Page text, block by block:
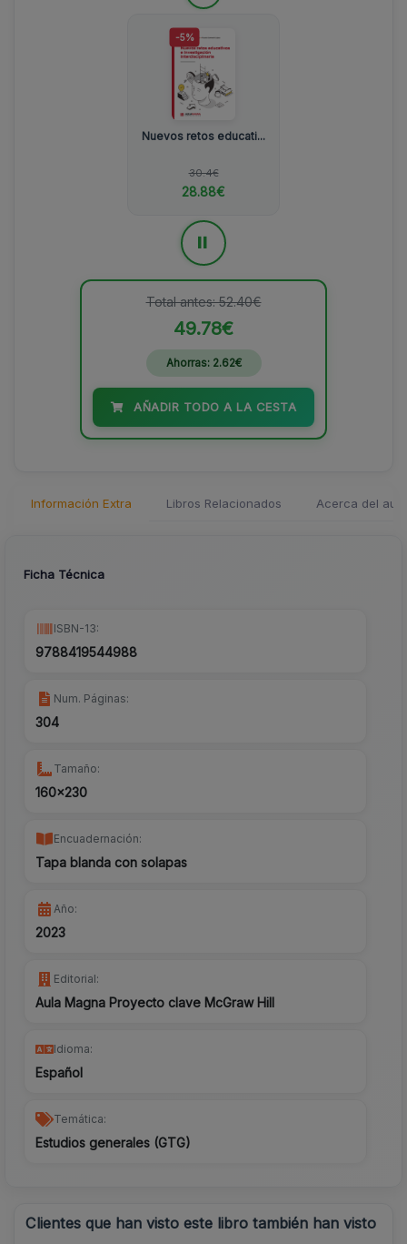
-5%
Nuevos retos educati...
30.4€
28.88€
Total antes: 52.40€
49.78€
Ahorras: 2.62€
AÑADIR TODO A LA CESTA
Información Extra Libros Relacionados Acerca del
Ficha Técnica
ISBN-13:
9788419544988
Num. Páginas:
304
Tamaño:
160x230
Encuadernación:
Tapa blanda con solapas
Año:
2023
Editorial:
Aula Magna Proyecto clave McGraw Hill
Idioma:
Español
Temática:
Estudios generales (GTG)
Clientes que han visto este libro también han visto